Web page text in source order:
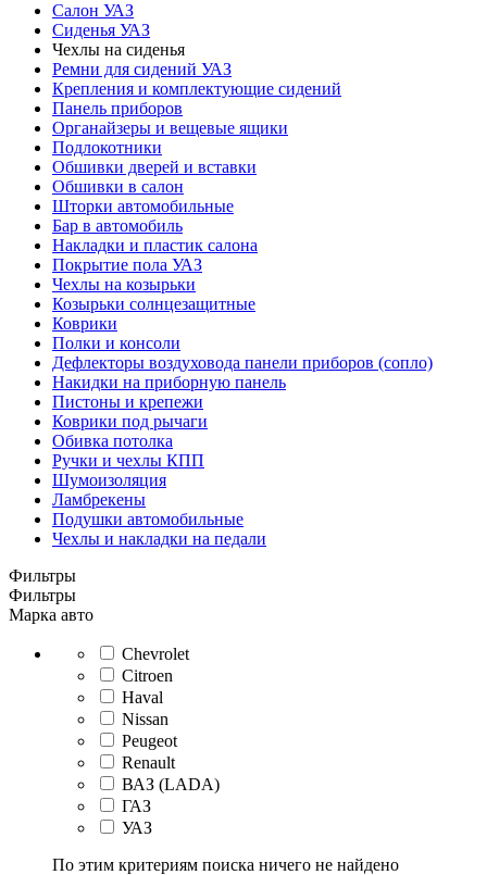
Салон УАЗ
Сиденья УАЗ
Чехлы на сиденья
Ремни для сидений УАЗ
Крепления и комплектующие сидений
Панель приборов
Органайзеры и вещевые ящики
Подлокотники
Обшивки дверей и вставки
Обшивки в салон
Шторки автомобильные
Бар в автомобиль
Накладки и пластик салона
Покрытие пола УАЗ
Чехлы на козырьки
Козырьки солнцезащитные
Коврики
Полки и консоли
Дефлекторы воздуховода панели приборов (сопло)
Накидки на приборную панель
Пистоны и крепежи
Коврики под рычаги
Обивка потолка
Ручки и чехлы КПП
Шумоизоляция
Ламбрекены
Подушки автомобильные
Чехлы и накладки на педали
Фильтры
Фильтры
Марка авто
Chevrolet
Citroen
Haval
Nissan
Peugeot
Renault
ВАЗ (LADA)
ГАЗ
УАЗ
По этим критериям поиска ничего не найдено